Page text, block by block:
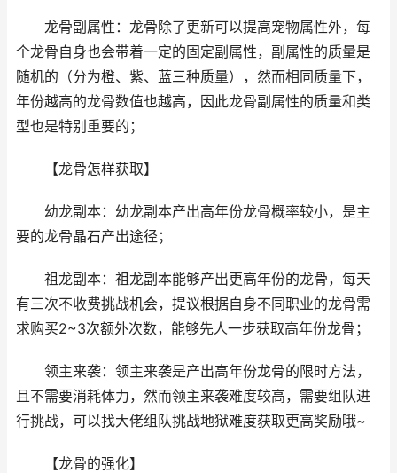
龙骨副属性：龙骨除了更新可以提高宠物属性外，每
个龙骨自身也会带着一定的固定副属性，副属性的质量是
随机的（分为橙、紫、蓝三种质量），然而相同质量下，
年份越高的龙骨数值也越高，因此龙骨副属性的质量和类
型也是特别重要的；
【龙骨怎样获取】
幼龙副本：幼龙副本产出高年份龙骨概率较小，是主
要的龙骨晶石产出途径；
祖龙副本：祖龙副本能够产出更高年份的龙骨，每天
有三次不收费挑战机会，提议根据自身不同职业的龙骨需
求购买2~3次额外次数，能够先人一步获取高年份龙骨；
领主来袭：领主来袭是产出高年份龙骨的限时方法，
且不需要消耗体力，然而领主来袭难度较高，需要组队进
行挑战，可以找大佬组队挑战地狱难度获取更高奖励哦~
【龙骨的强化】